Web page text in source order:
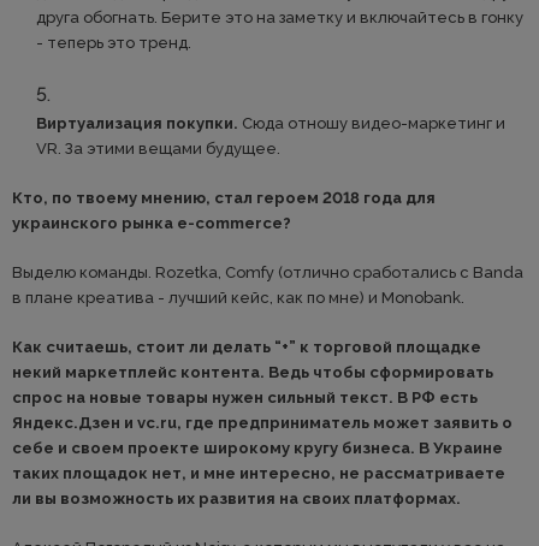
друга обогнать. Берите это на заметку и включайтесь в гонку
- теперь это тренд.
Виртуализация покупки. Сюда отношу видео-маркетинг и
VR. За этими вещами будущее.
Кто, по твоему мнению, стал героем 2018 года для
украинского рынка e-commerce?
Выделю команды. Rozetka, Comfy (отлично сработались с Banda
в плане креатива - лучший кейс, как по мне) и Monobank.
Как считаешь, стоит ли делать “+” к торговой площадке
некий маркетплейс контента. Ведь чтобы сформировать
спрос на новые товары нужен сильный текст. В РФ есть
Яндекс.Дзен и vc.ru, где предприниматель может заявить о
себе и своем проекте широкому кругу бизнеса. В Украине
таких площадок нет, и мне интересно, не рассматриваете
ли вы возможность их развития на своих платформах.